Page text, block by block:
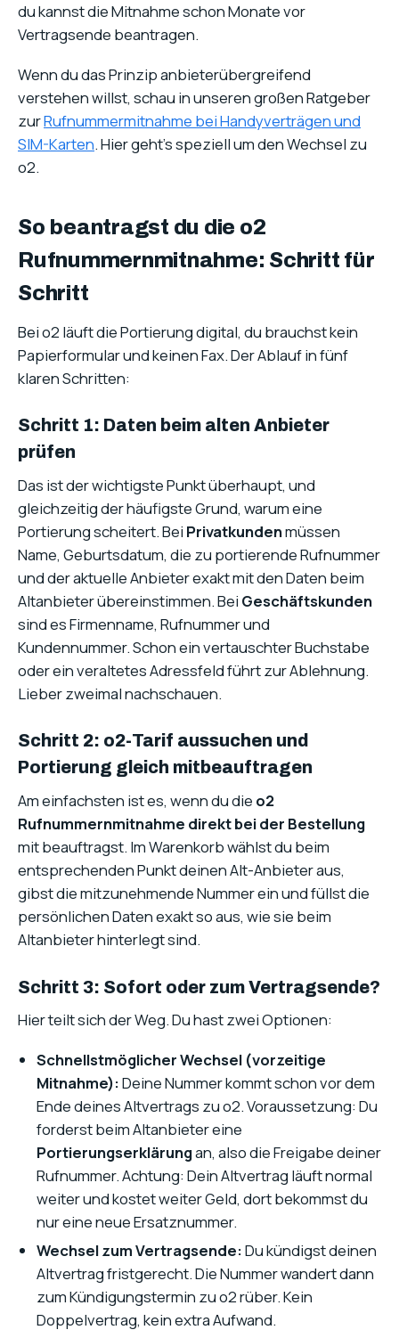
du kannst die Mitnahme schon Monate vor
Vertragsende beantragen.
Wenn du das Prinzip anbieterübergreifend
verstehen willst, schau in unseren großen Ratgeber
zurRufnummermitnahme bei Handyverträgen und
SIM-Karten. Hier geht’s speziell um den Wechsel zu
o2.
So beantragst du die o2
Rufnummernmitnahme: Schritt für
Schritt
Bei o2 läuft die Portierung digital, du brauchst kein
Papierformular und keinen Fax. Der Ablauf in fünf
klaren Schritten:
Schritt 1: Daten beim alten Anbieter
prüfen
Das ist der wichtigste Punkt überhaupt, und
gleichzeitig der häufigste Grund, warum eine
Portierung scheitert. Bei Privatkundenmüssen
Name, Geburtsdatum, die zu portierende Rufnummer
und der aktuelle Anbieter exakt mit den Daten beim
Altanbieter übereinstimmen. Bei Geschäftskunden
sind es Firmenname, Rufnummer und
Kundennummer. Schon ein vertauschter Buchstabe
oder ein veraltetes Adressfeld führt zur Ablehnung.
Lieber zweimal nachschauen.
Schritt 2: o2-Tarif aussuchen und
Portierung gleich mitbeauftragen
Am einfachsten ist es, wenn du die o2
Rufnummernmitnahme direkt bei der Bestellung
mit beauftragst. Im Warenkorb wählst du beim
entsprechenden Punkt deinen Alt-Anbieter aus,
gibst die mitzunehmende Nummer ein und füllst die
persönlichen Daten exakt so aus, wie sie beim
Altanbieter hinterlegt sind.
Schritt 3: Sofort oder zum Vertragsende?
Hier teilt sich der Weg. Du hast zwei Optionen:
Schnellstmöglicher Wechsel (vorzeitige
Mitnahme):Deine Nummer kommt schon vor dem
Ende deines Altvertrags zu o2. Voraussetzung: Du
forderst beim Altanbieter eine
Portierungserklärungan, also die Freigabe deiner
Rufnummer. Achtung: Dein Altvertrag läuft normal
weiter und kostet weiter Geld, dort bekommst du
nur eine neue Ersatznummer.
Wechsel zum Vertragsende:Du kündigst deinen
Altvertrag fristgerecht. Die Nummer wandert dann
zum Kündigungstermin zu o2 rüber. Kein
Doppelvertrag, kein extra Aufwand.